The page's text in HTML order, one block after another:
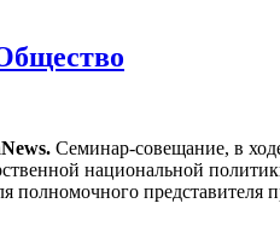
Семинар-совещание, в
национальной
полномочного